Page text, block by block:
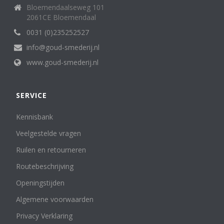
Bloemendaalseweg 101
2061CE Bloemendaal
0031 (0)235252527
info@goud-smederij.nl
www.goud-smederij.nl
SERVICE
Kennisbank
Veelgestelde vragen
Ruilen en retourneren
Routebeschrijving
Openingstijden
Algemene voorwaarden
Privacy Verklaring